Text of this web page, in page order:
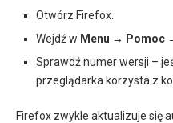
Otwórz Firefox.
Wejdź w Menu → Pomoc
Sprawdź numer wersji –
przeglądarka korzysta z
Firefox zwykle aktualizuje się